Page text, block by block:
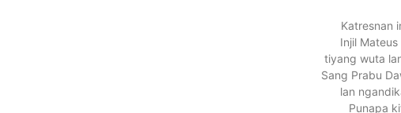
Katresnan
Injil
tiyang wuta
Sang Prabu
lan
Punapa